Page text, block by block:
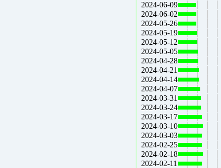
2024-06-09
2024-06-02
2024-05-26
2024-05-19
2024-05-12
2024-05-05
2024-04-28
2024-04-21
2024-04-14
2024-04-07
2024-03-31
2024-03-24
2024-03-17
2024-03-10
2024-03-03
2024-02-25
2024-02-18
2024-02-11